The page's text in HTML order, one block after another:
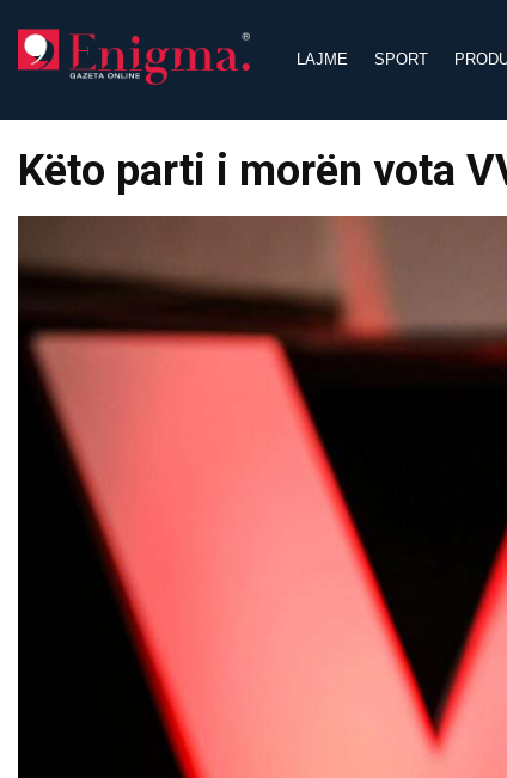
content
LAJME SPORT
Këto parti i morën vota